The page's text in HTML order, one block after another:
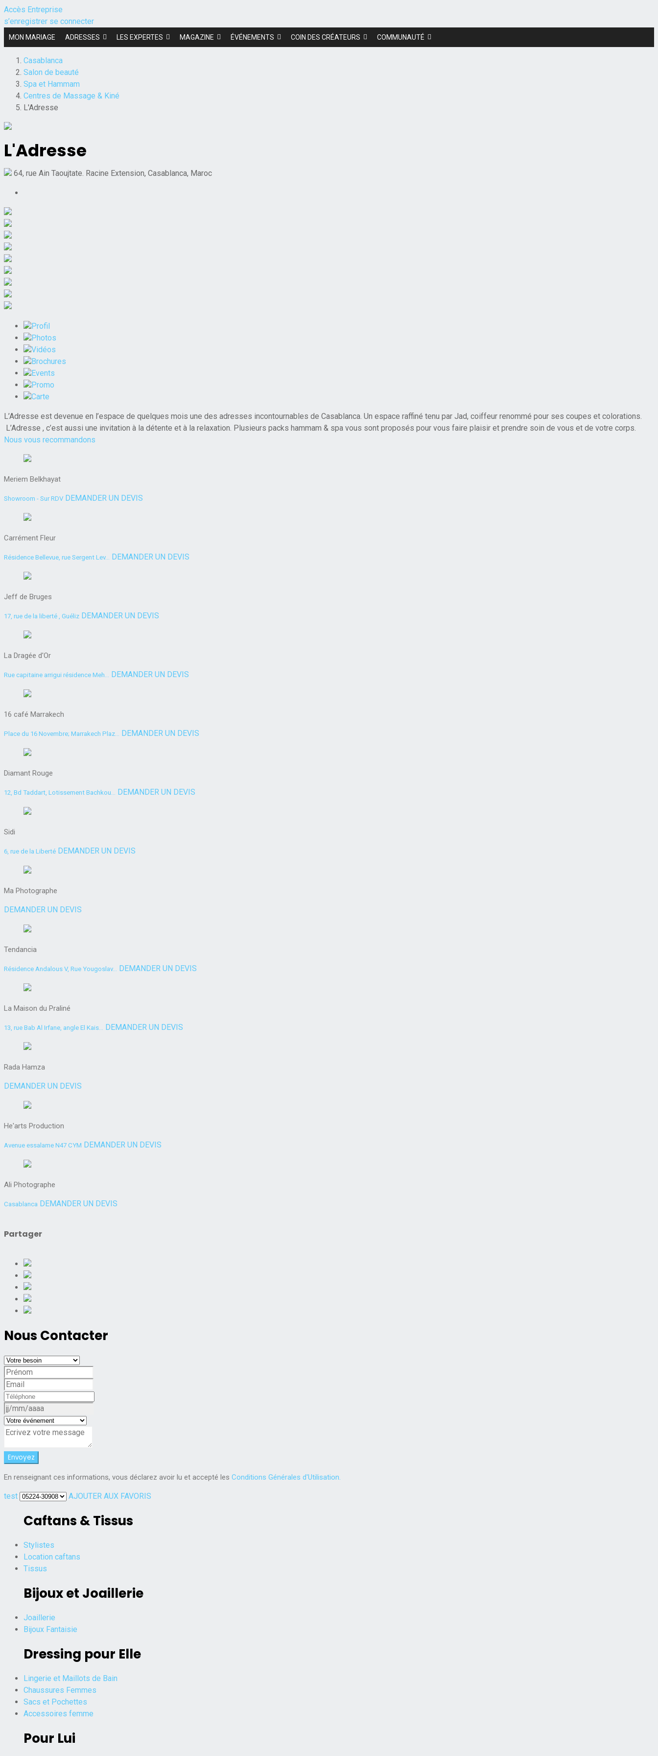
Accès Entreprise
s’enregistrer se connecter
MON MARIAGE ADRESSES LES EXPERTES MAGAZINE ÉVÉNEMENTS COIN DES CRÉATEURS COMMUNAUTÉ
Casablanca
Salon de beauté
Spa et Hammam
Centres de Massage & Kiné
L'Adresse
L'Adresse
64, rue Ain Taoujtate. Racine Extension, Casablanca, Maroc
Profil
Photos
Vidéos
Brochures
Events
Promo
Carte
L’Adresse est devenue en l’espace de quelques mois une des adresses incontournables de Casablanca. Un espace raffiné tenu par Jad, coiffeur renommé pour ses coupes et colorations.
L’Adresse , c’est aussi une invitation à la détente et à la relaxation. Plusieurs packs hammam & spa vous sont proposés pour vous faire plaisir et prendre soin de vous et de votre corps.
Nous vous recommandons
Meriem Belkhayat
Showroom - Sur RDV DEMANDER UN DEVIS
Carrément Fleur
Résidence Bellevue, rue Sergent Lev... DEMANDER UN DEVIS
Jeff de Bruges
17, rue de la liberté , Guéliz DEMANDER UN DEVIS
La Dragée d'Or
Rue capitaine arrigui résidence Meh... DEMANDER UN DEVIS
16 café Marrakech
Place du 16 Novembre; Marrakech Plaz... DEMANDER UN DEVIS
Diamant Rouge
12, Bd Taddart, Lotissement Bachkou... DEMANDER UN DEVIS
Sidi
6, rue de la Liberté DEMANDER UN DEVIS
Ma Photographe
DEMANDER UN DEVIS
Tendancia
Résidence Andalous V, Rue Yougoslav... DEMANDER UN DEVIS
La Maison du Praliné
13, rue Bab Al Irfane, angle El Kais... DEMANDER UN DEVIS
Rada Hamza
DEMANDER UN DEVIS
He'arts Production
Avenue essalame N47 CYM DEMANDER UN DEVIS
Ali Photographe
Casablanca DEMANDER UN DEVIS
Partager
Nous Contacter
En renseignant ces informations, vous déclarez avoir lu et accepté les Conditions Générales d'Utilisation.
test AJOUTER AUX FAVORIS
Caftans & Tissus
Stylistes
Location caftans
Tissus
Bijoux et Joaillerie
Joaillerie
Bijoux Fantaisie
Dressing pour Elle
Lingerie et Maillots de Bain
Chaussures Femmes
Sacs et Pochettes
Accessoires femme
Pour Lui